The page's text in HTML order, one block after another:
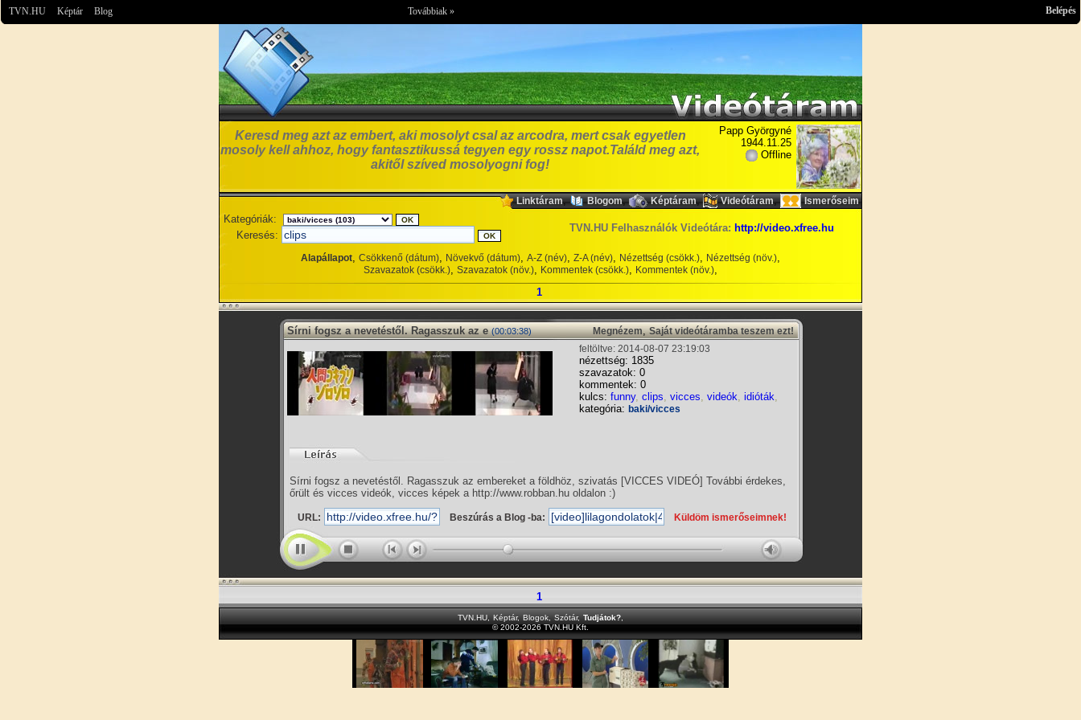
TVN.HU Képtár Blog Továbbiak » Belépés
Keresd meg azt az embert, aki mosolyt csal az arcodra, mert csak egyetlen
mosoly kell ahhoz, hogy fantasztikussá tegyen egy rossz napot.Találd meg azt,
akitől szíved mosolyogni fog!
Papp Györgyné
1944.11.25
Offline
Linktáram, Blogom, Képtáram, Videótáram, Ismerőseim
Kategóriák:
Keresés:
TVN.HU Felhasználók Videótára: http://video.xfree.hu
Alapállapot, Csökkenő (dátum), Növekvő (dátum), A-Z (név), Z-A (név), Nézettség (csökk.), Nézettség (növ.),
Szavazatok (csökk.), Szavazatok (növ.), Kommentek (csökk.), Kommentek (növ.),
1
Sírni fogsz a nevetéstől. Ragasszuk az e (00:03:38) Megnézem,Saját videótáramba teszem ezt!
feltöltve: 2014-08-07 23:19:03
nézettség: 1835
szavazatok: 0
kommentek: 0
kulcs: funny, clips, vicces, videók, idióták,
kategória: baki/vicces
Sírni fogsz a nevetéstől. Ragasszuk az embereket a földhöz, szivatás [VICCES VIDEÓ] További érdekes,
őrült és vicces videók, vicces képek a http://www.robban.hu oldalon :)
URL: Beszúrás a Blog -ba: Küldöm ismerőseimnek!
1
TVN.HU Képtár, Blogok Szótár, Tudjátok?
© 2002-2026 TVN.HU Kft.